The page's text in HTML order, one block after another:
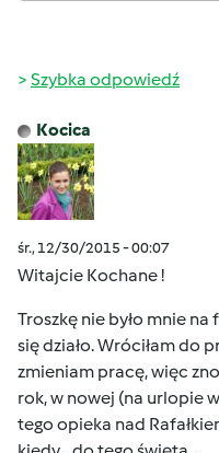
Szybka odpowiedź
Kocica
śr., 12/30/2015 - 00:07
Witajcie Kochane !
Troszkę nie było mnie na
się działo. Wróciłam do
zmieniam pracę, więc
rok, w nowej (na urlopie
tego opieka nad